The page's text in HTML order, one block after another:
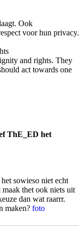
Ook
voor hun privacy.
and rights. They
act towards one
ThE_ED het
sowieso niet echt
thet ook niets uit
dan wat raarrr.
maken? foto